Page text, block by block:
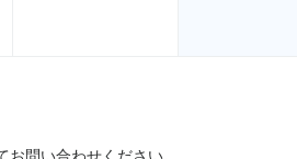
問い合わせください。